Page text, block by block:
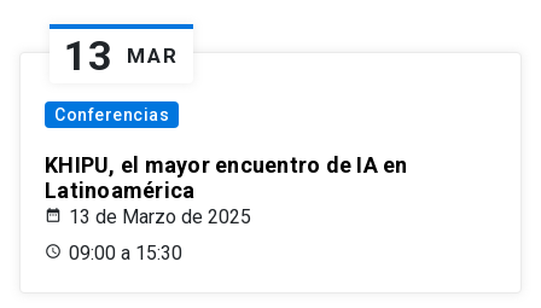
13 MAR
Conferencias
KHIPU, el mayor encuentro de IA en
Latinoamérica
13 de Marzo de 2025
09:00 a 15:30